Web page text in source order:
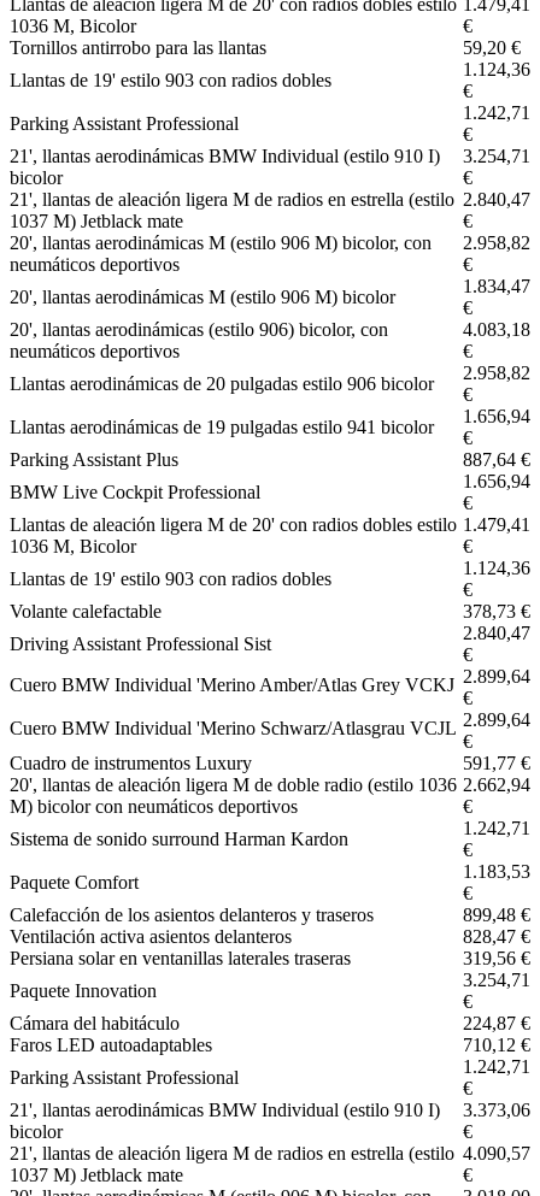
1036 M, Bicolor
€
Tornillos antirrobo para las llantas
59,20 €
Llantas de 19' estilo 903 con radios dobles
1.124,36
€
Parking Assistant Professional
1.242,71
€
21', llantas aerodinámicas BMW Individual (estilo 910 I)
bicolor
3.254,71
€
21', llantas de aleación ligera M de radios en estrella (estilo
1037 M) Jetblack mate
2.840,47
€
20', llantas aerodinámicas M (estilo 906 M) bicolor, con
neumáticos deportivos
2.958,82
€
20', llantas aerodinámicas M (estilo 906 M) bicolor
1.834,47
€
20', llantas aerodinámicas (estilo 906) bicolor, con
neumáticos deportivos
4.083,18
€
Llantas aerodinámicas de 20 pulgadas estilo 906 bicolor
2.958,82
€
Llantas aerodinámicas de 19 pulgadas estilo 941 bicolor
1.656,94
€
Parking Assistant Plus
887,64 €
BMW Live Cockpit Professional
1.656,94
€
Llantas de aleación ligera M de 20' con radios dobles estilo
1036 M, Bicolor
1.479,41
€
Llantas de 19' estilo 903 con radios dobles
1.124,36
€
Volante calefactable
378,73 €
Driving Assistant Professional Sist
2.840,47
€
Cuero BMW Individual 'Merino Amber/Atlas Grey VCKJ 2.899,64
€
Cuero BMW Individual 'Merino Schwarz/Atlasgrau VCJL 2.899,64
€
Cuadro de instrumentos Luxury
591,77 €
20', llantas de aleación ligera M de doble radio (estilo 1036
M) bicolor con neumáticos deportivos
2.662,94
€
Sistema de sonido surround Harman Kardon
1.242,71
€
Paquete Comfort
1.183,53
€
Calefacción de los asientos delanteros y traseros
899,48 €
Ventilación activa asientos delanteros
828,47 €
Persiana solar en ventanillas laterales traseras
319,56 €
Paquete Innovation
3.254,71
€
Cámara del habitáculo
224,87 €
Faros LED autoadaptables
710,12 €
Parking Assistant Professional
1.242,71
€
21', llantas aerodinámicas BMW Individual (estilo 910 I)
bicolor
3.373,06
€
21', llantas de aleación ligera M de radios en estrella (estilo
1037 M) Jetblack mate
4.090,57
€